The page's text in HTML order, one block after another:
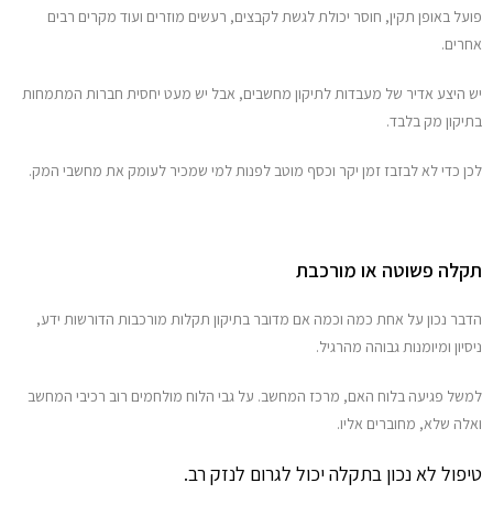
פועל באופן תקין, חוסר יכולת לגשת לקבצים, רעשים מוזרים ועוד מקרים רבים
אחרים.
יש היצע אדיר של מעבדות לתיקון מחשבים, אבל יש מעט יחסית חברות המתמחות
בתיקון מק בלבד.
לכן כדי לא לבזבז זמן יקר וכסף מוטב לפנות למי שמכיר לעומק את מחשבי המק.
תקלה פשוטה או מורכבת
הדבר נכון על אחת כמה וכמה אם מדובר בתיקון תקלות מורכבות הדורשות ידע,
ניסיון ומיומנות גבוהה מהרגיל.
למשל פגיעה בלוח האם, מרכז המחשב. על גבי הלוח מולחמים רוב רכיבי המחשב
ואלה שלא, מחוברים אליו.
טיפול לא נכון בתקלה יכול לגרום לנזק רב.